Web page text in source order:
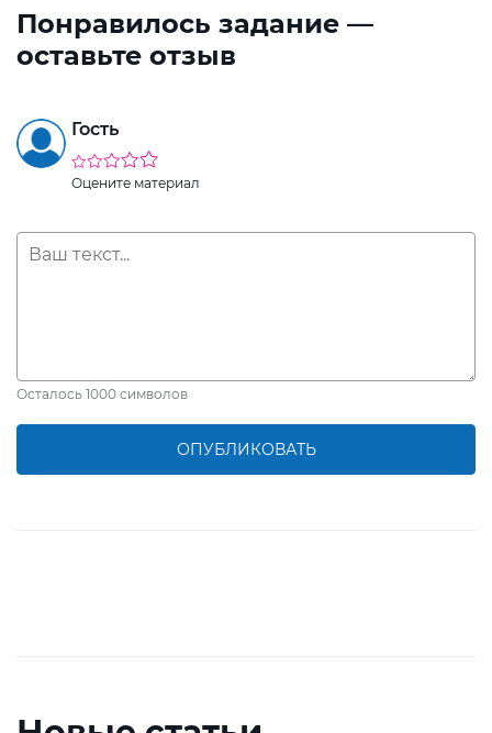
Понравилось задание —
оставьте отзыв
Гость
Оцените материал
Осталось 1000 символов
ОПУБЛИКОВАТЬ